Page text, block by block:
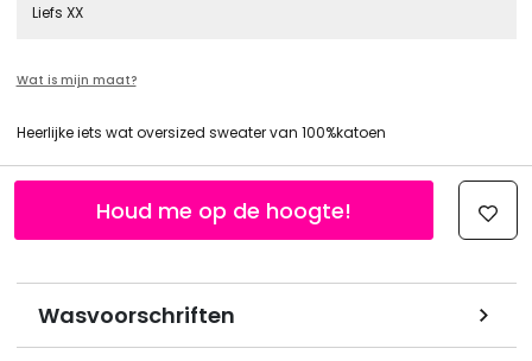
Liefs XX
Wat is mijn maat?
Heerlijke iets wat oversized sweater van 100%katoen
Wasvoorschriften
Houd me op de hoogte!